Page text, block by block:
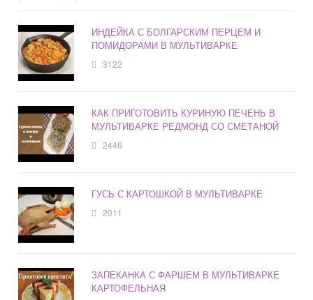
ИНДЕЙКА С БОЛГАРСКИМ ПЕРЦЕМ И
ПОМИДОРАМИ В МУЛЬТИВАРКЕ
3122
КАК ПРИГОТОВИТЬ КУРИНУЮ ПЕЧЕНЬ В
МУЛЬТИВАРКЕ РЕДМОНД СО СМЕТАНОЙ
2446
ГУСЬ С КАРТОШКОЙ В МУЛЬТИВАРКЕ
2011
ЗАПЕКАНКА С ФАРШЕМ В МУЛЬТИВАРКЕ
КАРТОФЕЛЬНАЯ